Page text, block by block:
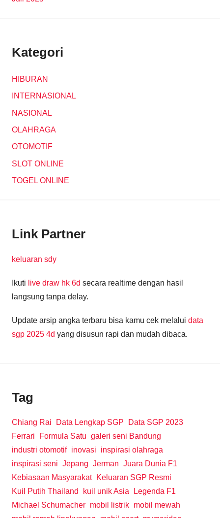
Kategori
HIBURAN
INTERNASIONAL
NASIONAL
OLAHRAGA
OTOMOTIF
SLOT ONLINE
TOGEL ONLINE
Link Partner
keluaran sdy
Ikuti live draw hk 6d secara realtime dengan hasil
langsung tanpa delay.
Update arsip angka terbaru bisa kamu cek melalui data
sgp 2025 4d yang disusun rapi dan mudah dibaca.
Tag
Chiang Rai Data Lengkap SGP
Data SGP 2023
Ferrari
Formula Satu galeri seni Bandung
industri otomotif inovasi
inspirasi olahraga
inspirasi seni Jepang Jerman Juara Dunia F1
Kebiasaan Masyarakat
Keluaran SGP Resmi
Kuil Putih Thailand
kuil unik Asia
Legenda F1
Michael Schumacher mobil listrik mobil mewah